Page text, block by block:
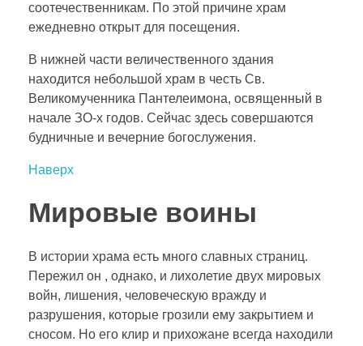
соотечественникам. По этой причине храм
ежедневно открыт для посещения.
В нижней части величественного здания
находится небольшой храм в честь Св.
Великомученника Пантелеимона, освященный в
начале ЗО-х годов. Сейчас здесь совершаются
будничные и вечерние богослужения.
Наверх
Мировые воины
В истории храма есть много славных страниц.
Пережил он , однако, и лихолетие двух мировых
войн, лишения, человеческую вражду и
разрушения, которые грозили ему закрытием и
сносом. Но его клир и прихожане всегда находили